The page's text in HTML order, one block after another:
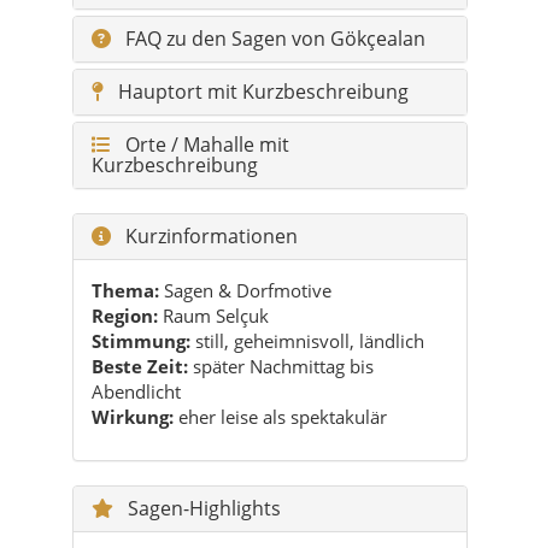
FAQ zu den Sagen von Gökçealan
Hauptort mit Kurzbeschreibung
Orte / Mahalle mit
Kurzbeschreibung
Kurzinformationen
Thema: Sagen & Dorfmotive
Region: Raum Selçuk
Stimmung: still, geheimnisvoll, ländlich
Beste Zeit: später Nachmittag bis
Abendlicht
Wirkung: eher leise als spektakulär
Sagen-Highlights